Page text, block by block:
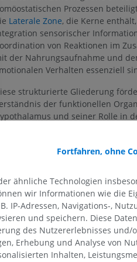
Prozessen
Laterale Zone, die Kerne
sensorischer
von Reaktionen im
der Nahrungsaufnahme und
Verhalten essenziell
strukturierte Gliederung
der funktionellen
und seiner Rolle in
Stimmt diese Übersetzung
Hall, A. Guyton. Textbook of medical
edition. United States, 2011.
UNTERE GLIEDMASSE
Untere
Abbildungen
PREMIUM
KOSTENLOS
MRT der
MRT
PREMIUM
Hüft-MRT
MRT
Fortfahren, ohne
ähnliche Technologien
wir Informationen wie die
IP-Adressen, Navigations-,
und speichern. Diese
des Nutzererlebnisses und/
Erhebung und Analyse von
Inhalten,